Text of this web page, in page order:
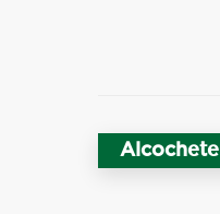
Alcochete